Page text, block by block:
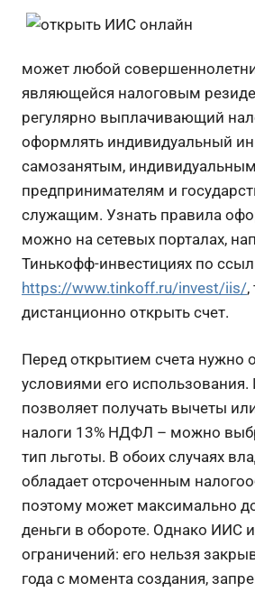
может любой
являющейся налоговым
регулярно выплачивающий
оформлять индивидуальный
самозанятым, индивидуальным
предпринимателям и
служащим. Узнать правила
можно на сетевых порталах,
Тинькофф-инвестициях по
https://www.tinkoff.ru/invest/iis/
дистанционно открыть счет.
Перед открытием счета нужно
условиями его использования.
позволяет получать вычеты
налоги 13% НДФЛ – можно
тип льготы. В обоих случаях
обладает отсроченным
поэтому может максимально
деньги в обороте. Однако ИИС
ограничений: его нельзя
года с момента создания,